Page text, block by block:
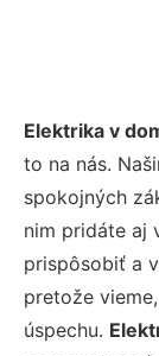
Elektrika v
to na nás.
spokojných
nim pridáte aj
prispôsobiť a
pretože
úspechu.